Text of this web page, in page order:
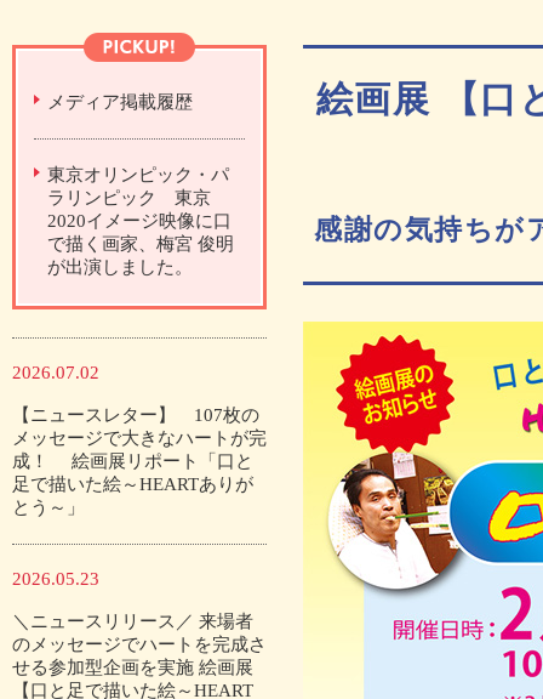
メディア掲載履歴
東京オリンピック・パ
ラリンピック 東京
2020イメージ映像に口
で描く画家、梅宮 俊明
が出演しました。
2026.07.02
【ニュースレター】 107枚の
メッセージで大きなハートが完
成！ 絵画展リポート「口と
足で描いた絵～HEARTありが
とう～」
2026.05.23
＼ニュースリリース／ 来場者
のメッセージでハートを完成さ
せる参加型企画を実施 絵画展
【口と足で描いた絵～HEART
絵画展 【口
感謝の気持ちが